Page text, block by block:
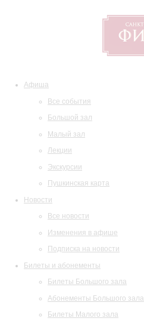
Афиша
Все события
Большой зал
Малый зал
Лекции
Экскурсии
Пушкинская карта
Новости
Все новости
Изменения в афише
Подписка на новости
Билеты и абонементы
Билеты Большого зала
Абонементы Большого зала
Билеты Малого зала